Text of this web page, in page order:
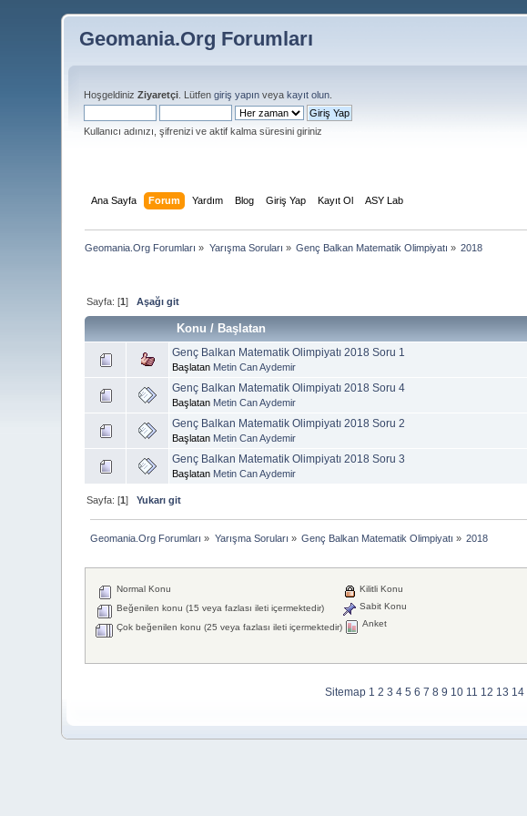
Geomania.Org Forumları
HoşgeldinizZiyaretçi . Lütfengiriş yapın veyakayıt olun
Kullanıcı adınızı, şifrenizi ve aktif kalma süresini giriniz
Ana Sayfa Forum Yardım Blog Giriş Yap Kayıt Ol ASY Lab
Geomania.Org Forumları » Yarışma Soruları » Genç Balkan Matematik Olimpiyatı » 2018
Sayfa: [1]Aşağı git
Konu /Başlatan
Genç Balkan Matematik Olimpiyatı 2018 Soru 1
Başlatan Metin Can Aydemir
Genç Balkan Matematik Olimpiyatı 2018 Soru 4
Başlatan Metin Can Aydemir
Genç Balkan Matematik Olimpiyatı 2018 Soru 2
Başlatan Metin Can Aydemir
Genç Balkan Matematik Olimpiyatı 2018 Soru 3
Başlatan Metin Can Aydemir
Sayfa: [1]Yukarı git
Geomania.Org Forumları » Yarışma Soruları » Genç Balkan Matematik Olimpiyatı » 2018
Normal Konu
Beğenilen konu (15 veya fazlası ileti içermektedir)
Çok beğenilen konu (25 veya fazlası ileti içermektedir)
Kilitli Konu
Sabit Konu
Anket
Sitemap 1 2 3 4 5 6 7 8 9 10 11 12 13 14